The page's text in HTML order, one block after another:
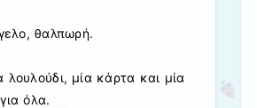
θαλπωρή.
μία κάρτα και μία
όλα.